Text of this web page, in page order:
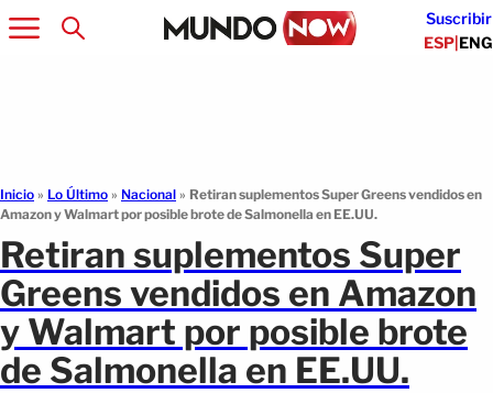
Suscribir
ESP|ENG
Inicio » Lo Último » Nacional » Retiran suplementos Super Greens vendidos en
Amazon y Walmart por posible brote de Salmonella en EE.UU.
Retiran suplementos Super
Greens vendidos en Amazon
y Walmart por posible brote
de Salmonella en EE.UU.